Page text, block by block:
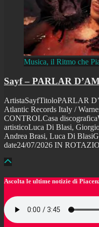
Musica, il Ritmo che
Sayf – PARLAR
ArtistaSayfTitoloPARLAR
Atlantic Records Italy /
CONTROLCasa
artisticoLuca Di Blasi,
Andrea Brasi, Luca Di
date24/07/2026 IN
Ascolta le ultime notizie di